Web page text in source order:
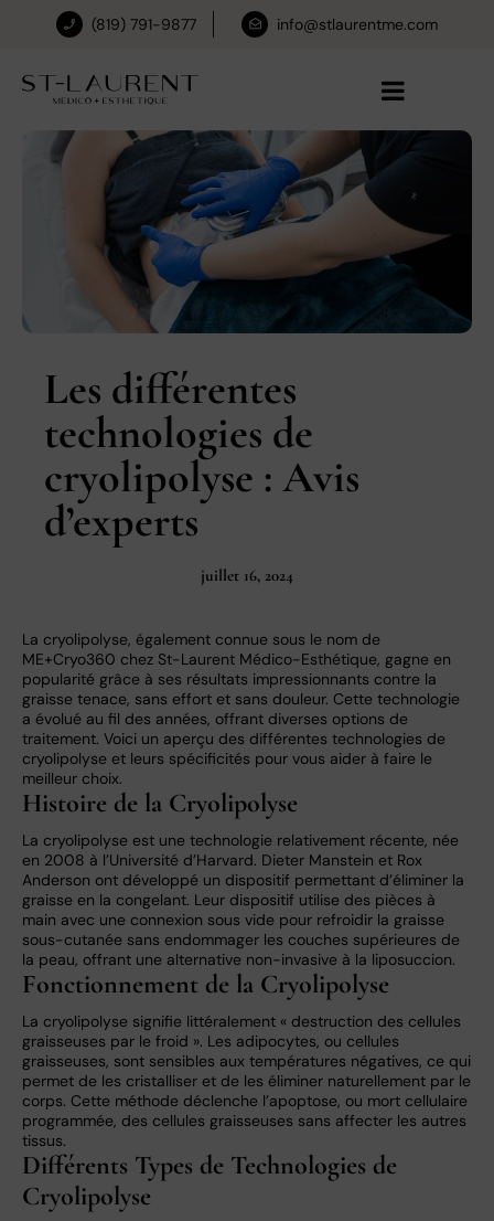
(819) 791-9877 info@stlaurentme.com
Les différentes
technologies de
cryolipolyse : Avis
d’experts
juillet 16, 2024
La cryolipolyse, également connue sous le nom de
ME+Cryo360 chez St-Laurent Médico-Esthétique, gagne en
popularité grâce à ses résultats impressionnants contre la
graisse tenace, sans effort et sans douleur. Cette technologie
a évolué au fil des années, offrant diverses options de
traitement. Voici un aperçu des différentes technologies de
cryolipolyse et leurs spécificités pour vous aider à faire le
meilleur choix.
Histoire de la Cryolipolyse
La cryolipolyse est une technologie relativement récente, née
en 2008 à l’Université d’Harvard. Dieter Manstein et Rox
Anderson ont développé un dispositif permettant d’éliminer la
graisse en la congelant. Leur dispositif utilise des pièces à
main avec une connexion sous vide pour refroidir la graisse
sous-cutanée sans endommager les couches supérieures de
la peau, offrant une alternative non-invasive à la liposuccion.
Fonctionnement de la Cryolipolyse
La cryolipolyse signifie littéralement « destruction des cellules
graisseuses par le froid ». Les adipocytes, ou cellules
graisseuses, sont sensibles aux températures négatives, ce qui
permet de les cristalliser et de les éliminer naturellement par le
corps. Cette méthode déclenche l’apoptose, ou mort cellulaire
programmée, des cellules graisseuses sans affecter les autres
tissus.
Différents Types de Technologies de
Cryolipolyse